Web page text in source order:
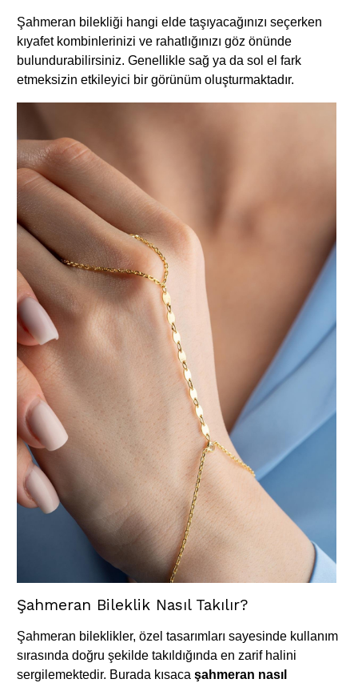
Şahmeran bilekliği hangi elde taşıyacağınızı seçerken
kıyafet kombinlerinizi ve rahatlığınızı göz önünde
bulundurabilirsiniz. Genellikle sağ ya da sol el fark
etmeksizin etkileyici bir görünüm oluşturmaktadır.
Şahmeran Bileklik Nasıl Takılır?
Şahmeran bileklikler, özel tasarımları sayesinde kullanım
sırasında doğru şekilde takıldığında en zarif halini
sergilemektedir. Burada kısaca şahmeran nasıl